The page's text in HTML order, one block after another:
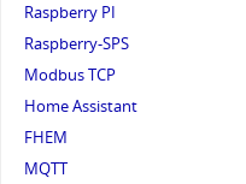
Raspberry PI
Raspberry-SPS
Modbus TCP
Home Assistant
FHEM
MQTT